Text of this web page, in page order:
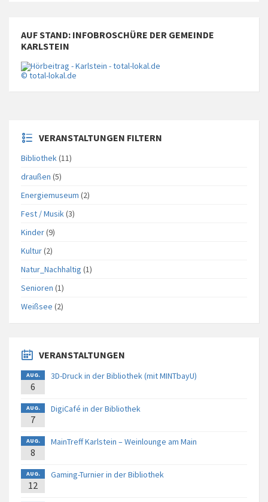
AUF STAND: INFOBROSCHÜRE DER GEMEINDE
KARLSTEIN
© total-lokal.de
VERANSTALTUNGEN FILTERN
Bibliothek(11)
draußen (5)
Energiemuseum (2)
Fest / Musik(3)
Kinder(9)
Kultur(2)
Natur_Nachhaltig (1)
Senioren (1)
Weißsee (2)
VERANSTALTUNGEN
AUG.
6
3D-Druck in der Bibliothek (mit MINTbayU)
AUG.
7
DigiCafé in der Bibliothek
AUG.
8
MainTreff Karlstein – Weinlounge am Main
AUG.
12
Gaming-Turnier in der Bibliothek